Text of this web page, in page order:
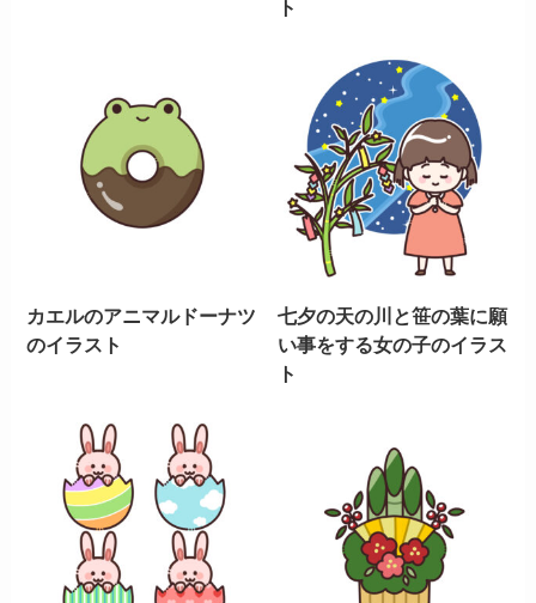
ト
カエルのアニマルドーナツ
のイラスト
七夕の天の川と笹の葉に願
い事をする女の子のイラス
ト